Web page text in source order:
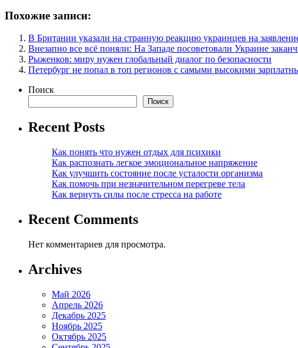
Похожие записи:
В Британии указали на странную реакцию украинцев на
Внезапно все всё поняли: На Западе посоветовали Украине
Рыженков: миру нужен глобальный диалог по безопасности
Петербург не попал в топ регионов с самыми высокими
Поиск
Поиск
Recent Posts
Как понять что нужен отдых для психики
Как распознать легкое эмоциональное напряжение
Как улучшить состояние после усталости организма
Как помочь при незначительном перегреве тела
Как вернуть силы после стресса на работе
Recent Comments
Нет комментариев для просмотра.
Archives
Май 2026
Апрель 2026
Декабрь 2025
Ноябрь 2025
Октябрь 2025